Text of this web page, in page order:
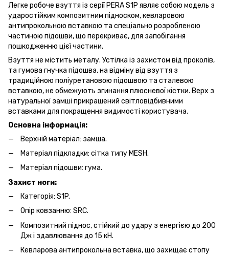
Легке робоче взуття із серії PERA S1P являє собою модель з
ударостійким композитним підноском, кевларовою
антипрокольною вставкою та спеціально розробленою
частиною підошви, що перекриває, для запобігання
пошкодженню цієї частини.
Взуття не містить металу. Устілка із захистом від проколів,
та гумова гнучка підошва, на відміну від взуття з
традиційною поліуретановою підошвою та сталевою
вставкою, не обмежують згинання плюсневої кістки. Верх з
натуральної замші прикрашений світловідбивними
вставками для покращення видимості користувача.
Основна інформація:
Верхній матеріал: замша.
Матеріал підкладки: сітка типу MESH.
Матеріал підошви: гума.
Захист ноги:
Категорія: S1P.
Опір ковзанню: SRC.
Композитний піднос, стійкий до удару з енергією до 200
Дж і здавлювання до 15 кН.
Кевларова антипрокольна вставка, що захищає стопу